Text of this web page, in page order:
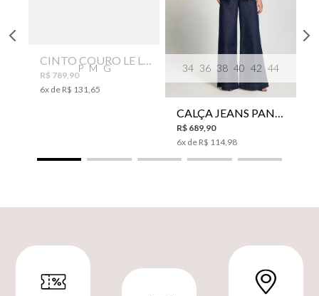
P M G
CINTO COURO LE LIS SUKI FEMININO
R$ 789,90
6x de R$ 131,65
34 36 38 40 42 44
R$ 689 90
6x de R$ 114, 98